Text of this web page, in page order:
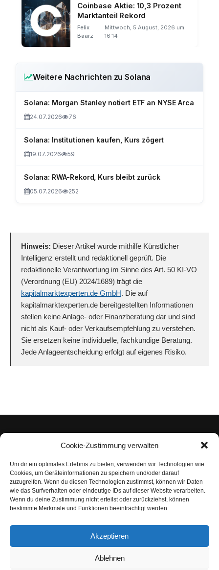
Cookie-Zustimmung verwalten
Um dir ein optimales Erlebnis zu bieten, verwenden wir Technologien wie
Cookies, um Geräteinformationen zu speichern und/oder darauf
zuzugreifen. Wenn du diesen Technologien zustimmst, können wir Daten
wie das Surfverhalten oder eindeutige IDs auf dieser Website verarbeiten.
Wenn du deine Zustimmung nicht erteilst oder zurückziehst, können
bestimmte Merkmale und Funktionen beeinträchtigt werden.
Akzeptieren
Ablehnen
Coinbase Aktie: 10,3 Prozent
Marktanteil Rekord
Felix
Baarz
Mittwoch, 5 August, 2026 um
16:14
Weitere Nachrichten zu Solana
Solana: Morgan Stanley notiert ETF an NYSE Arca
24.07.2026 76
Solana: Institutionen kaufen, Kurs zögert
19.07.2026 59
Solana: RWA-Rekord, Kurs bleibt zurück
05.07.2026 252
Hinweis: Dieser Artikel wurde mithilfe Künstlicher
Intelligenz erstellt und redaktionell geprüft. Die
redaktionelle Verantwortung im Sinne des Art. 50 KI-VO
(Verordnung (EU) 2024/1689) trägt die
kapitalmarktexperten.de GmbH. Die auf
kapitalmarktexperten.de bereitgestellten Informationen
stellen keine Anlage- oder Finanzberatung dar und sind
nicht als Kauf- oder Verkaufsempfehlung zu verstehen.
Sie ersetzen keine individuelle, fachkundige Beratung.
Jede Anlageentscheidung erfolgt auf eigenes Risiko.
Impressum
Datenschutzerklärung
Nutzungsbedingungen | Haftungsausschluss
AGB